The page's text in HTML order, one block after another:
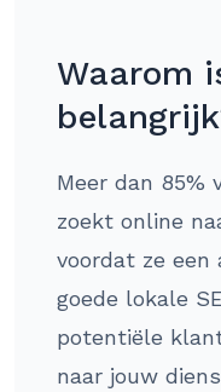
Waarom
Meer dan 85%
zoekt online
voordat ze een
goede lokale
potentiële
naar jouw